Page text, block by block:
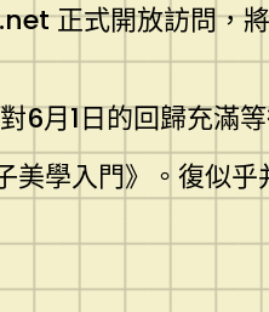
正式開放訪問，
6月1日的回歸充滿
美學入門》。復似乎